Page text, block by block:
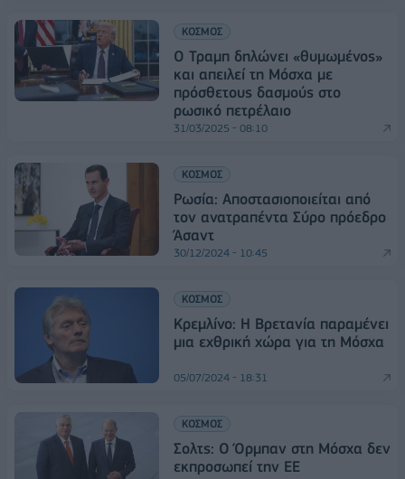
ΚΟΣΜΟΣ
Ο Τραμπ δηλώνει «θυμωμένος»
και απειλεί τη Μόσχα με
πρόσθετους δασμούς στο
ρωσικό πετρέλαιο
31/03/2025 - 08:10
ΚΟΣΜΟΣ
Ρωσία: Αποστασιοποιείται από
τον ανατραπέντα Σύρο πρόεδρο
Άσαντ
30/12/2024 - 10:45
ΚΟΣΜΟΣ
Κρεμλίνο: Η Βρετανία παραμένει
μια εχθρική χώρα για τη Μόσχα
05/07/2024 - 18:31
ΚΟΣΜΟΣ
Σολτς: Ο Όρμπαν στη Μόσχα δεν
εκπροσωπεί την ΕΕ